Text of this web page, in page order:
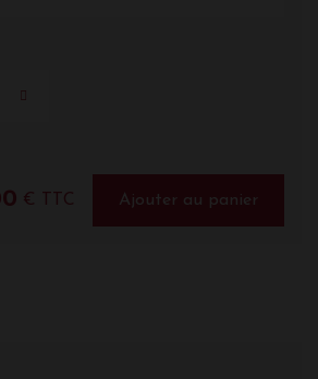
€ TTC Ajouter au panier